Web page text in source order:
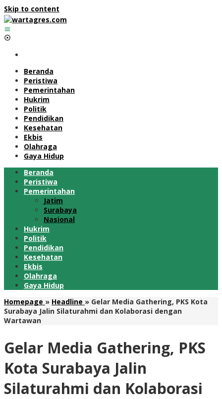
Skip to content
Beranda
Peristiwa
Pemerintahan
Hukrim
Politik
Pendidikan
Kesehatan
Ekbis
Olahraga
Gaya Hidup
Beranda
Peristiwa
Pemerintahan
Jatim
Surabaya
Nasional
Hukrim
Politik
Pendidikan
Kesehatan
Ekbis
Olahraga
Gaya Hidup
Homepage » Headline » Gelar Media Gathering, PKS Kota
Surabaya Jalin Silaturahmi dan Kolaborasi dengan
Wartawan
Gelar Media Gathering, PKS
Kota Surabaya Jalin
Silaturahmi dan Kolaborasi